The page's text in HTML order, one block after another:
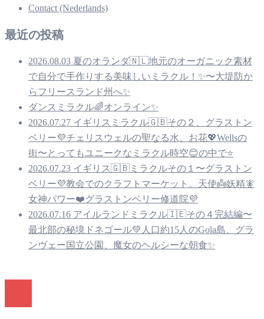
Contact (Nederlands)
最近の投稿
2026.08.03 夏のオランダ🇳🇱地元のオーガニック素材
で自分で手作りする美味しいミラクル！✨〜大堤防か
らフリースランド州へ✨
ダンスミラクル🌈オンライン✨
2026.07.27 イギリスミラクル🇬🇧その２、グラストン
ベリー💜チェリスウェルの聖なる水、お花💖Wellsの
街〜とってもユニークなミラクル時空😊の中で⭐️
2026.07.23 イギリス🇬🇧ミラクルその１〜グラストン
ベリー💜教会でのクラフトマーケット。天使👼妖精🧚
女神パワー❤️グラストンベリー修道院💜
2026.07.16 アイルランドミラクル🇮🇪その４完結編〜
最北部の秘境ドネゴール💚人口約15人のGola島、グラ
ンヴェー国立公園、魔女のヘルシーな朝食✨